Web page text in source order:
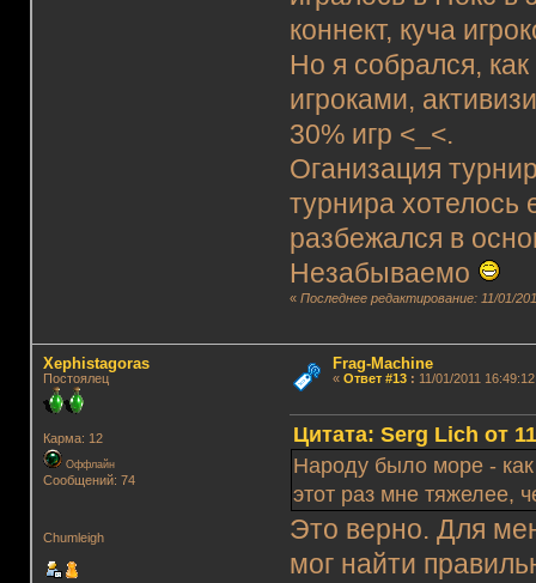
коннект, куча
Но я собрался,
игроками,
30% игр <_<.
Оганизация
турнира
разбежался в
Незабываемо
«Последнее редактирование: 11/01/
Xephistagoras
Постоялец
Карма: 12
Оффлайн
Сообщений: 74
Chumleigh
Frag-Machine
« Ответ #13: 11/01/2011
Цитата: Serg Lich от
Народу было море -
этот раз мне тяжелее,
Это верно. Для
мог найти